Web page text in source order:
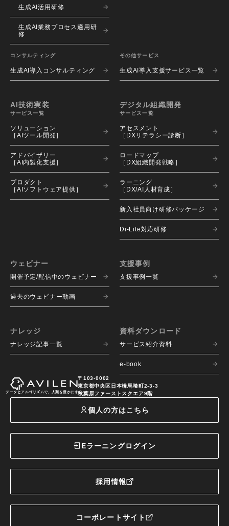
生成AI活用研修
生成AI業務プロセス適用研
修
コンサルティング
生成AI導入コンサルティング
その他サービス
生成AI導入支援サービス一覧
AI技術実装
サービス一覧
ソリューション
［AIツール開発］
アドバイザリー
［AI内製化支援］
プロダクト
［AIソフトウェア提供］
デジタル組織開発
サービス一覧
アセスメント
［DXリテラシー診断］
ロードマップ
［DX組織開発戦略］
ラーニング
［DX/AI人材育成］
新入社員向け研修パッケージ
Di-Lite対応研修
ウェビナー
開催予定/配信中のウェビナー
過去のウェビナー動画
支援事例
支援事例一覧
ナレッジ
ナレッジ記事一覧
資料ダウンロード
サービス紹介資料
e-book
データとアルゴリズムで、人類を豊かにする
〒103-0002
東京都中央区日本橋馬喰町2-3-3
秋葉原ファーストスクエア9階
個人の方はこちら
Eラーニングログイン
採用情報
コーポレートサイト